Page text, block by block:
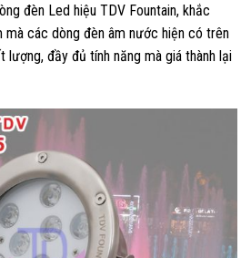
đèn Led hiệu TDV Fountain, khắc
các dòng đèn âm nước hiện có trên
đầy đủ tính năng mà giá thành lại